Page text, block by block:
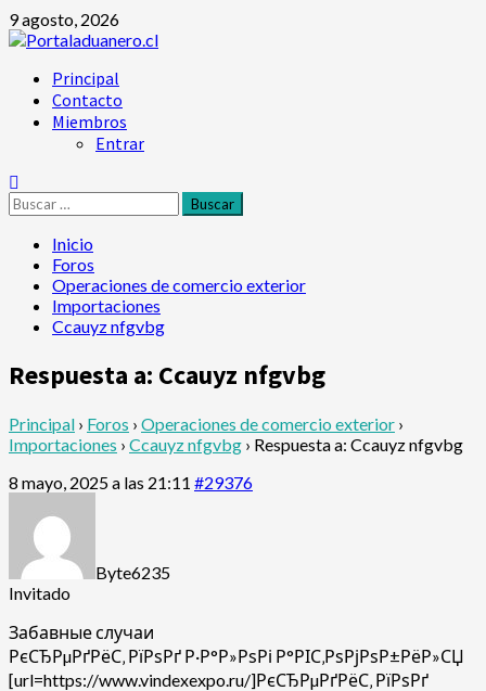
Saltar
al
9 agosto, 2026
Menú
principal
Principal
Contacto
Miembros
Entrar
Buscar:
Inicio
Foros
Operaciones de comercio exterior
Importaciones
Ccauyz nfgvbg
Respuesta a: Ccauyz nfgvbg
Principal › Foros › Operaciones de comercio exterior ›
Importaciones › Ccauyz nfgvbg › Respuesta a: Ccauyz nfgvbg
8 mayo, 2025 a las 21:11 #29376
Byte6235
Invitado
Забавные случаи
РєСЂРµРґРёС‚ РїРѕРґ Р·Р°Р»РѕРі Р°РІС‚РѕРјРѕР±РёР»СЏ
[url=https://www.vindexexpo.ru/]РєСЂРµРґРёС‚ РїРѕРґ